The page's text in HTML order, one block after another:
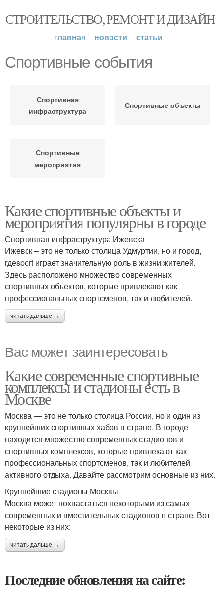
СТРОИТЕЛЬСТВО, РЕМОНТ И ДИЗАЙН
главная новости статьи
Спортивные события
Спортивная
инфраструктура
Спортивные объекты
Спортивные
мероприятия
Какие спортивные объекты и
мероприятия популярны в городе
Спортивная инфраструктура Ижевска
Ижевск – это не только столица Удмуртии, но и город,
гдеsport играет значительную роль в жизни жителей.
Здесь расположено множество современных
спортивных объектов, которые привлекают как
профессиональных спортсменов, так и любителей.
читать дальше →
Вас может заинтересовать
Какие современные спортивные
комплексы и стадионы есть в
Москве
Москва — это не только столица России, но и один из
крупнейших спортивных хабов в стране. В городе
находится множество современных стадионов и
спортивных комплексов, которые привлекают как
профессиональных спортсменов, так и любителей
активного отдыха. Давайте рассмотрим основные из них.
Крупнейшие стадионы Москвы
Москва может похвастаться некоторыми из самых
современных и вместительных стадионов в стране. Вот
некоторые из них:
читать дальше →
Последние обновления на сайте: